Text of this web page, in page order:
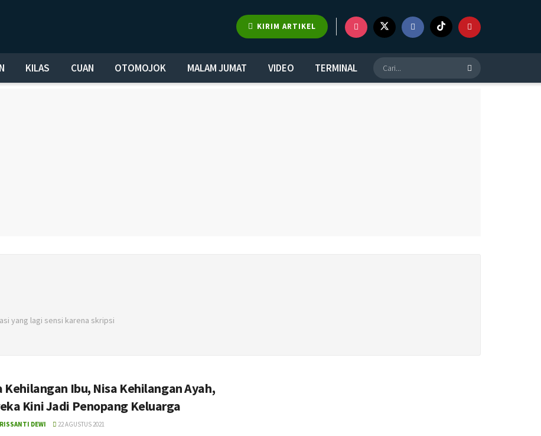
KIRIM ARTIKEL
KILAS CUAN OTOMOJOK MALAM JUMAT VIDEO TERMINAL
yang lagi sensi karena skripsi
Kehilangan Ibu, Nisa Kehilangan Ayah,
Kini Jadi Penopang Keluarga
DEWI 22 AGUSTUS 2021